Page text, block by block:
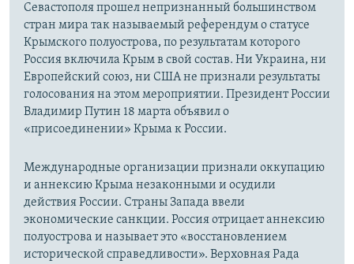
Севастополя прошел непризнанный большинством
стран мира так называемый референдум о статусе
Крымского полуострова, по результатам которого
Россия включила Крым в свой состав. Ни Украина, ни
Европейский союз, ни США не признали результаты
голосования на этом мероприятии. Президент России
Владимир Путин 18 марта объявил о
«присоединении» Крыма к России.
Международные организации признали оккупацию
и аннексию Крыма незаконными и осудили
действия России. Страны Запада ввели
экономические санкции. Россия отрицает аннексию
полуострова и называет это «восстановлением
исторической справедливости». Верховная Рада